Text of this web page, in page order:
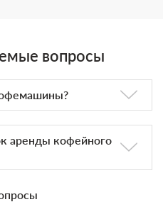
вопросы
аренды кофейного